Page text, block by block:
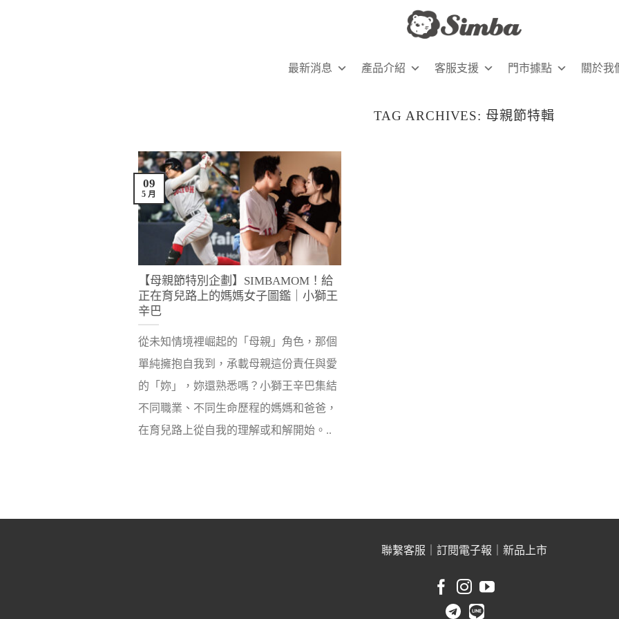
最新消息 產品介紹 客服支援 門市據點 關於我
TAG ARCHIVES: 母親節特輯
【母親節特別企劃】SIMBAMOM！給
正在育兒路上的媽媽女子圖鑑｜小獅王
辛巴
從未知情境裡崛起的「母親」角色，那個
單純擁抱自我到，承載母親這份責任與愛
的「妳」，妳還熟悉嗎？小獅王辛巴集結
不同職業、不同生命歷程的媽媽和爸爸，
在育兒路上從自我的理解或和解開始。..
09
5 月
聯繫客服 訂閱電子報 新品上市